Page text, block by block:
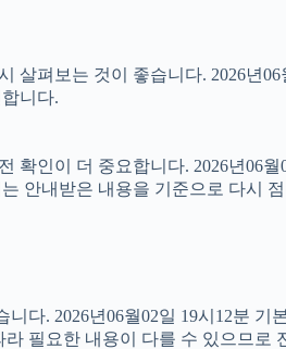
펴보는 것이 좋습니다. 2026년
니다.
인이 더 중요합니다. 2026년06
안내받은 내용을 기준으로 다시
다. 2026년06월02일 19시12분
필요한 내용이 다를 수 있으므로